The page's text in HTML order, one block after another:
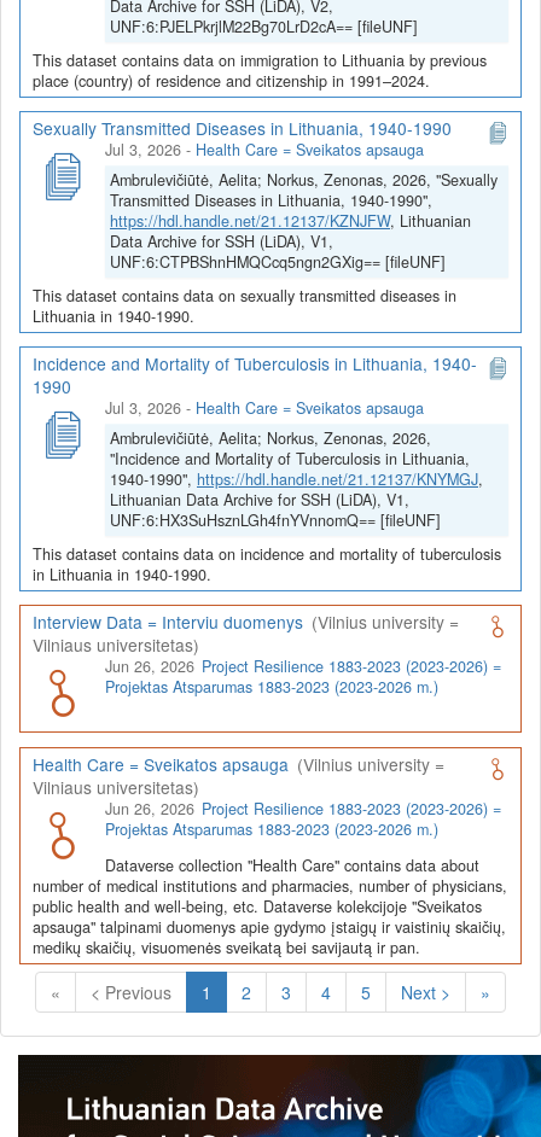
Data Archive for SSH (LiDA), V2,
UNF:6:PJELPkrjlM22Bg70LrD2cA== [fileUNF]
This dataset contains data on immigration to Lithuania by previous
place (country) of residence and citizenship in 1991–2024.
Sexually Transmitted Diseases in Lithuania, 1940-1990
Jul 3, 2026 - Health Care = Sveikatos apsauga
Ambrulevičiūtė, Aelita; Norkus, Zenonas, 2026, "Sexually
Transmitted Diseases in Lithuania, 1940-1990",
https://hdl.handle.net/21.12137/KZNJFW, Lithuanian
Data Archive for SSH (LiDA), V1,
UNF:6:CTPBShnHMQCcq5ngn2GXig== [fileUNF]
This dataset contains data on sexually transmitted diseases in
Lithuania in 1940-1990.
Incidence and Mortality of Tuberculosis in Lithuania, 1940-
1990
Jul 3, 2026 - Health Care = Sveikatos apsauga
Ambrulevičiūtė, Aelita; Norkus, Zenonas, 2026,
"Incidence and Mortality of Tuberculosis in Lithuania,
1940-1990", https://hdl.handle.net/21.12137/KNYMGJ,
Lithuanian Data Archive for SSH (LiDA), V1,
UNF:6:HX3SuHsznLGh4fnYVnnomQ== [fileUNF]
This dataset contains data on incidence and mortality of tuberculosis
in Lithuania in 1940-1990.
Interview Data = Interviu duomenys (Vilnius university =
Vilniaus universitetas)
Jun 26, 2026 Project Resilience 1883-2023 (2023-2026) =
Projektas Atsparumas 1883-2023 (2023-2026 m.)
Health Care = Sveikatos apsauga (Vilnius university =
Vilniaus universitetas)
Jun 26, 2026 Project Resilience 1883-2023 (2023-2026) =
Projektas Atsparumas 1883-2023 (2023-2026 m.)
Dataverse collection "Health Care" contains data about
number of medical institutions and pharmacies, number of physicians,
public health and well-being, etc. Dataverse kolekcijoje "Sveikatos
apsauga" talpinami duomenys apie gydymo įstaigų ir vaistinių skaičių,
medikų skaičių, visuomenės sveikatą bei savijautą ir pan.
« < Previous 1 (Current)
2 3 4 5 Next > »